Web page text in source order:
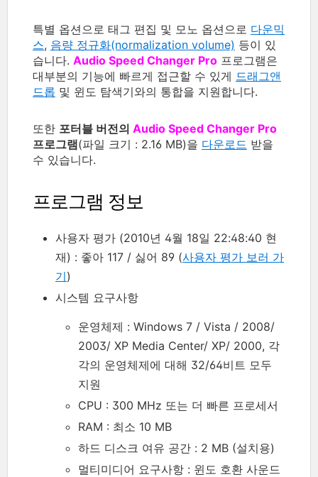
특별 옵션으로 태그 편집 및 모노 옵션으로 다운믹
스, 음량 정규화(normalization volume) 등이 있
습니다. Audio Speed Changer Pro 프로그램은
대부분의 기능에 빠르게 접근할 수 있게 드래그앤
드롭 및 윈도 탐색기와의 통합을 지원합니다.
또한 포터블 버전의 Audio Speed Changer Pro
프로그램(파일 크기 : 2.16 MB)을 다운로드 받을
수 있습니다.
프로그램 정보
사용자 평가 (2010년 4월 18일 22:48:40 현
재) : 좋아 117 / 싫어 89 (사용자 평가 보러 가
기)
시스템 요구사항
운영체제 : Windows 7 / Vista / 2008/
2003/ XP Media Center/ XP/ 2000, 각
각의 운영체제에 대해 32/64비트 모두
지원
CPU : 300 MHz 또는 더 빠른 프로세서
RAM : 최소 10 MB
하드 디스크 여유 공간 : 2 MB (설치용)
멀티미디어 요구사항 : 윈도 호환 사운드